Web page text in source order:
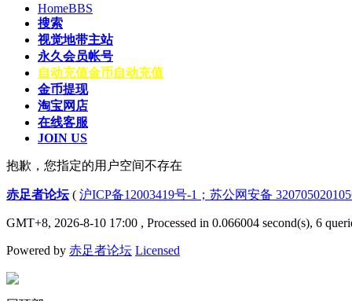
HomeBBS
搜索
视觉地带主站
永久会员帐号
自动充值金币自动充值
金币提现
淘宝网店
在线客服
JOIN US
抱歉，您指定的用户空间不存在
赤足者论坛( 沪ICP备12003419号-1；苏公网安备
GMT+8, 2026-8-10 17:00 , Processed in 0.066004 second(s), 6
Powered by 赤足者论坛 Licensed